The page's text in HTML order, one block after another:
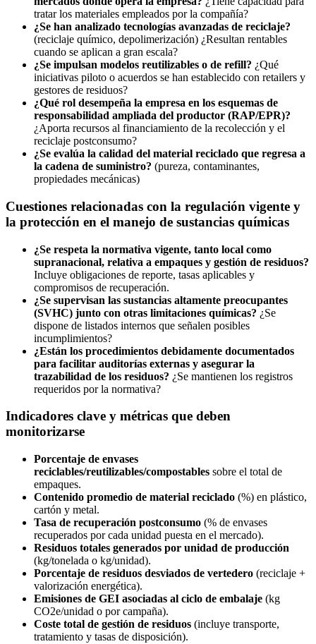
tratar los materiales empleados por la compañía?
¿Se han analizado tecnologías avanzadas de reciclaje?
(reciclaje químico, depolimerización) ¿Resultan rentables
cuando se aplican a gran escala?
¿Se impulsan modelos reutilizables o de refill? ¿Qué
iniciativas piloto o acuerdos se han establecido con retailers y
gestores de residuos?
¿Qué rol desempeña la empresa en los esquemas de
responsabilidad ampliada del productor (RAP/EPR)?
¿Aporta recursos al financiamiento de la recolección y el
reciclaje postconsumo?
¿Se evalúa la calidad del material reciclado que regresa a
la cadena de suministro? (pureza, contaminantes,
propiedades mecánicas)
Cuestiones relacionadas con la regulación vigente y
la protección en el manejo de sustancias químicas
¿Se respeta la normativa vigente, tanto local como
supranacional, relativa a empaques y gestión de residuos?
Incluye obligaciones de reporte, tasas aplicables y
compromisos de recuperación.
¿Se supervisan las sustancias altamente preocupantes
(SVHC) junto con otras limitaciones químicas? ¿Se
dispone de listados internos que señalen posibles
incumplimientos?
¿Están los procedimientos debidamente documentados
para facilitar auditorías externas y asegurar la
trazabilidad de los residuos? ¿Se mantienen los registros
requeridos por la normativa?
Indicadores clave y métricas que deben
monitorizarse
Porcentaje de envases
reciclables/reutilizables/compostables sobre el total de
empaques.
Contenido promedio de material reciclado (%) en plástico,
cartón y metal.
Tasa de recuperación postconsumo (% de envases
recuperados por cada unidad puesta en el mercado).
Residuos totales generados por unidad de producción
(kg/tonelada o kg/unidad).
Porcentaje de residuos desviados de vertedero (reciclaje +
valorización energética).
Emisiones de GEI asociadas al ciclo de embalaje (kg
CO2e/unidad o por campaña).
Coste total de gestión de residuos (incluye transporte,
tratamiento y tasas de disposición).